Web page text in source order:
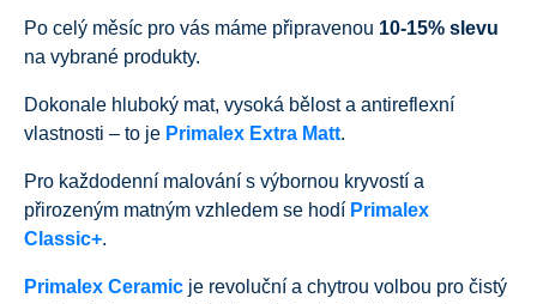
Využijte až 15% slevy na kvalitní interiérové barvy.
Nakupujte na e-shopu nebo v kamenných prodejnách po
celé ČR
Po celý měsíc pro vás máme připravenou 10-15% slevu
na vybrané produkty.
Dokonale hluboký mat, vysoká bělost a antireflexní
vlastnosti – to je Primalex Extra Matt.
Pro každodenní malování s výbornou kryvostí a
přirozeným matným vzhledem se hodí Primalex
Classic+.
Primalex Ceramic je revoluční a chytrou volbou pro čistý